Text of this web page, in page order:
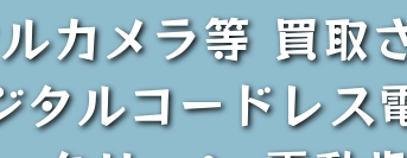
メラ等 買取
ルコードレ